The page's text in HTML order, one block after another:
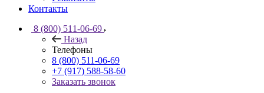
Контакты
8 (800) 511-06-69
Назад
Телефоны
8 (800) 511-06-69
+7 (917) 588-58-60
Заказать звонок